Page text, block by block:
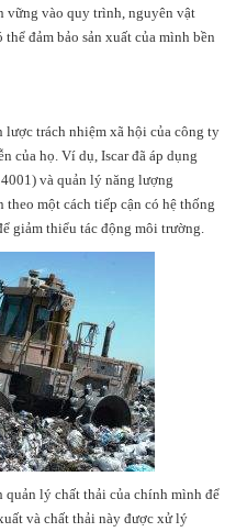
vững vào quy trình, nguyên vật
đảm bảo sản xuất của mình bền
lược trách nhiệm xã hội của công ty
của họ. Ví dụ, Iscar đã áp dụng
và quản lý năng lượng
một cách tiếp cận có hệ thống
giảm thiểu tác động môi trường.
lý chất thải của chính mình để
và chất thải này được xử lý